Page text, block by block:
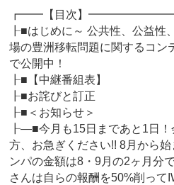
┏━━【目次】
┠■はじめに～ 公共性、公益性
場の豊洲移転問題に関するコン
で公開中！
┠■【中継番組表】
┠■お詫びと訂正
┠■＜お知らせ＞
┠―■今月も15日まであと1日！
方、お急ぎください!! 8月から
ンパの金額は8・9月の2ヶ月分
さんは自らの報酬を50%削って